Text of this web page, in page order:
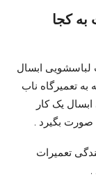
به کجا
لباسشویی ابسال
به تعمیرگاه ناب
یک کار
بگیرد .
تعمیرات
.